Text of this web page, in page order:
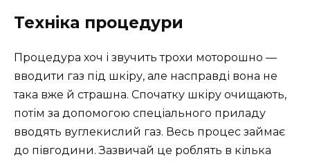
Техніка процедури
Процедура хоч і звучить трохи моторошно —
вводити газ під шкіру, але насправді вона не
така вже й страшна. Спочатку шкіру очищають,
потім за допомогою спеціального приладу
вводять вуглекислий газ. Весь процес займає
до півгодини. Зазвичай це роблять в кілька